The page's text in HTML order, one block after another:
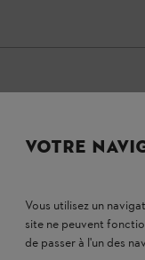
VOTRE
Vous utilisez un
site ne peuvent
de passer à l'un des